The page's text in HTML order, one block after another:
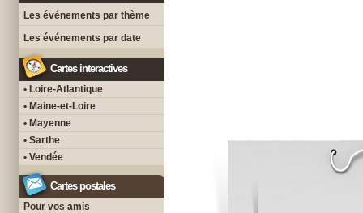
Les événements par thème
Les événements par date
Cartes interactives
• Loire-Atlantique
• Maine-et-Loire
• Mayenne
• Sarthe
• Vendée
Cartes postales
Pour vos amis